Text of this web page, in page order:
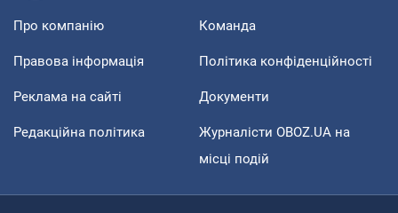
Про компанію Команда
Правова інформація Політика конфіденційності
Реклама на сайті Документи
Редакційна політика
Журналісти OBOZ.UA на
місці подій